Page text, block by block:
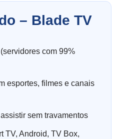
– Blade TV
com 99%
esportes, filmes e canais
sem travamentos
TV, Android, TV Box,